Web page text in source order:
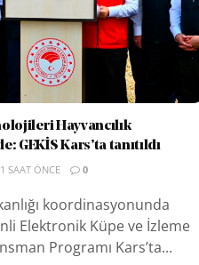
Hayvancılık
GEKİS Kars’ta tanıtıldı
SAAT ÖNCE 0
koordinasyonunda
Elektronik Küpe ve İzleme
Programı Kars’ta...